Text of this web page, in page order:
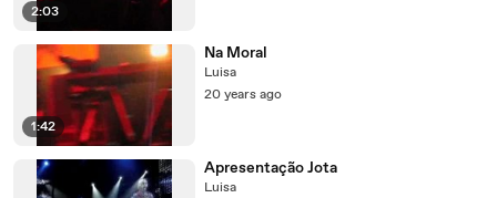
2:03
1:42
Na Moral
Luisa
20 years ago
Apresentação Jota
Luisa